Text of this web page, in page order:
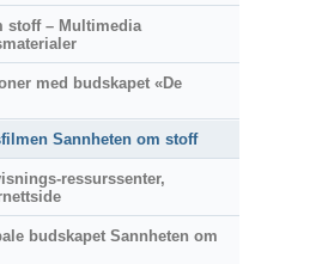
stoff – Multimedia
med budskapet «De
Sannheten om stoff
ressurssenter,
budskapet Sannheten om